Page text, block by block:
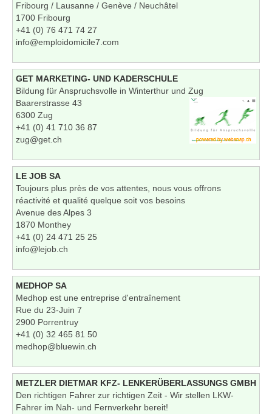
Fribourg / Lausanne / Genève / Neuchâtel
1700 Fribourg
+41 (0) 76 471 74 27
info@emploidomicile7.com
GET MARKETING- UND KADERSCHULE
Bildung für Anspruchsvolle in Winterthur und Zug
Baarerstrasse 43
6300 Zug
+41 (0) 41 710 36 87
zug@get.ch
LE JOB SA
Toujours plus près de vos attentes, nous vous offrons
réactivité et qualité quelque soit vos besoins
Avenue des Alpes 3
1870 Monthey
+41 (0) 24 471 25 25
info@lejob.ch
MEDHOP SA
Medhop est une entreprise d'entraînement
Rue du 23-Juin 7
2900 Porrentruy
+41 (0) 32 465 81 50
medhop@bluewin.ch
METZLER DIETMAR KFZ- LENKERÜBERLASSUNGS GMBH
Den richtigen Fahrer zur richtigen Zeit - Wir stellen LKW-
Fahrer im Nah- und Fernverkehr bereit!